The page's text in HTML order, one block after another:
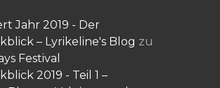
Jahr 2019 - Der
– Lyrikeline's Blog zu
Festival
2019 - Teil 1 –